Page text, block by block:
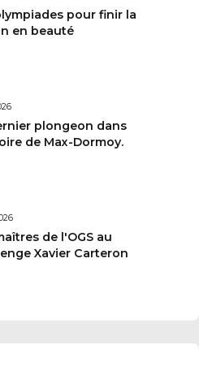
pour finir la
en beauté
plongeon dans
de Max-Dormoy.
de l'OGS au
Xavier Carteron